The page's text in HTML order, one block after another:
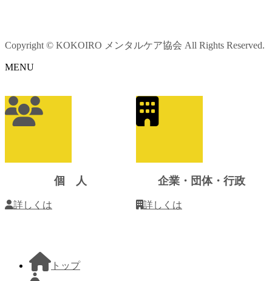
Copyright © KOKOIRO メンタルケア協会 All Rights Reserved.
MENU
ア
イ
コ
ン
個 人
詳しくは
企業・団体・行政
詳しくは
トップ